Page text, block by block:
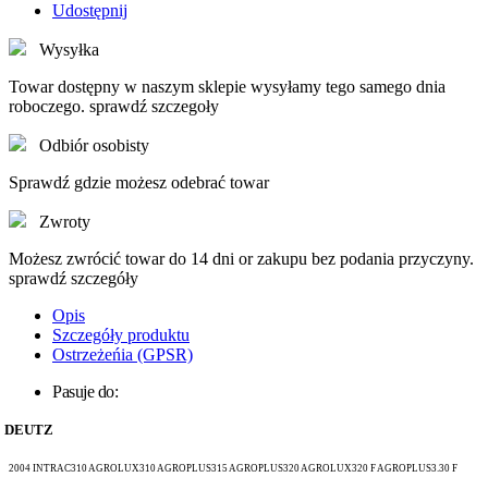
Udostępnij
Wysyłka
Towar dostępny w naszym sklepie wysyłamy tego samego dnia
roboczego. sprawdź szczegoły
Odbiór osobisty
Sprawdź gdzie możesz odebrać towar
Zwroty
Możesz zwrócić towar do 14 dni or zakupu bez podania przyczyny.
sprawdź szczegóły
Opis
Szczegóły produktu
Ostrzeżeńia (GPSR)
Pasuje do:
DEUTZ
2004 INTRAC310 AGROLUX310 AGROPLUS315 AGROPLUS320 AGROLUX320 F AGROPLUS3.30 F